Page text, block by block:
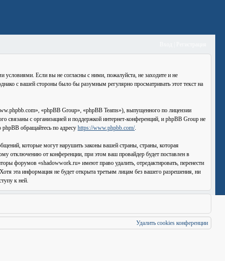
Если вы не согласны с ними, пожалуйста, не заходите и не
с вашей стороны было бы разумным регулярно просматривать этот текст на
«phpBB Group», «phpBB Teams»), выпущенного по лицензии
связаны с организацией и поддержкой интернет-конференций, и phpBB Group не
phpBB обращайтесь по адресу https://www.phpbb.com/.
которые могут нарушить законы вашей страны, страны, которая
отключению от конференции, при этом ваш провайдер будет поставлен в
форумов «shadowwork.ru» имеют право удалить, отредактировать, перенести
эта информация не будет открыта третьим лицам без вашего разрешения, ни
к ней.
Удалить cookies конференции